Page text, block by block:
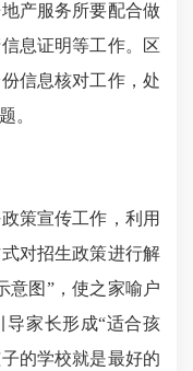
产服务所要配合做
息证明等工作。区
信息核对工作，处
。
策宣传工作，利用
对招生政策进行解
意图”，使之家喻户
导家长形成“适合孩
的学校就是最好的